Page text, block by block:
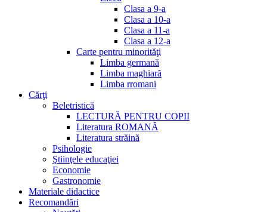
Clasa a 9-a
Clasa a 10-a
Clasa a 11-a
Clasa a 12-a
Carte pentru minorităţi
Limba germană
Limba maghiară
Limba rromani
Cărţi
Beletristică
LECTURĂ PENTRU COPII
Literatura ROMANĂ
Literatura străină
Psihologie
Ştiinţele educaţiei
Economie
Gastronomie
Materiale didactice
Recomandări